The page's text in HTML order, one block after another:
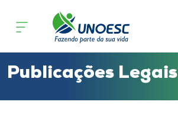
Cursos
Publicações Legais